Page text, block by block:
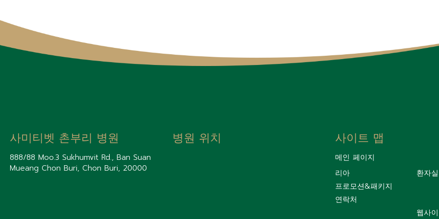
사미티벳 촌부리 병원
888/88 Moo.3 Sukhumvit Rd., Ban Suan
Mueang Chon Buri, Chon Buri, 20000
병원 위치 사이트 맵
메인 페이지
리아
환자실
프로모션&패키지
연락처
웹사